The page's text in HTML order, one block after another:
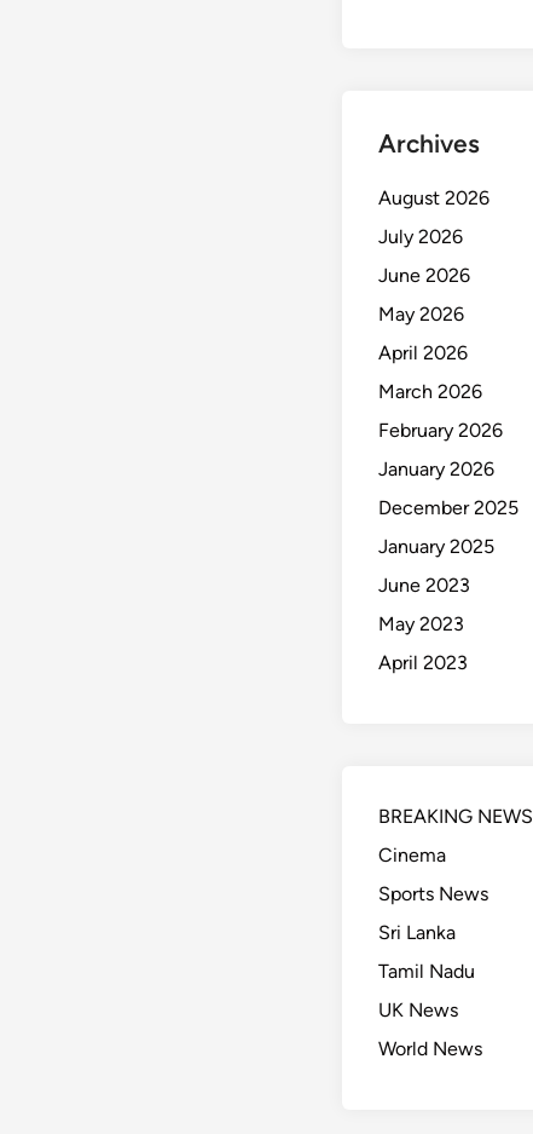
Archives
August 2026
July 2026
June 2026
May 2026
April 2026
March 2026
February 2026
January 2026
December 2025
January 2025
June 2023
May 2023
April 2023
BREAKING NEWS
Cinema
Sports News
Sri Lanka
Tamil Nadu
UK News
World News